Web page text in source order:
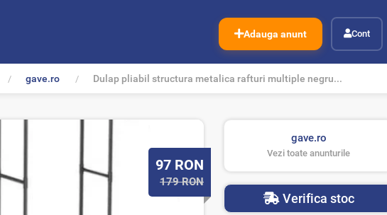
Adauga anunt Cont
gave.ro Dulap pliabil structura metalica rafturi multiple negru...
P
r
e
97 RON
179 RON
gave.ro
Vezi toate anunturile
Verifica stoc